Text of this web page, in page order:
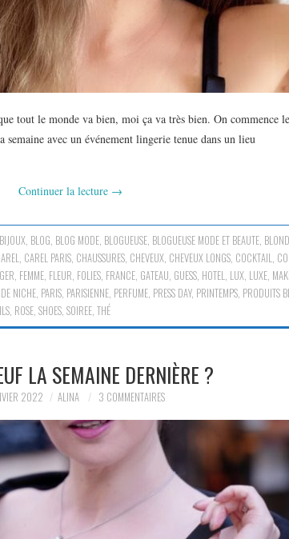
tout le monde va bien, moi ça va très bien. On commence
semaine avec un événement lingerie tenue dans un lieu
Continuer la lecture →
BIJOUX BLOG BLOG MODE BLOGUEUSE BLOGUEUSE MODE ET BEAUTE
CAREL PARIS CHAUSSURES CHEVEUX CHEVEUX LONGS COCKTAIL
FEMME FLEUR FOLIES FRANCE GATEAU GUESS HOTEL LUX LUXE
NICHE PARIS PARISIENNE PERFUME PRESS DAY, PRINTEMPS PRODUITS
ROSE SHOES SOIREE THÉ
LA SEMAINE DERNIÈRE ?
2022 ALINA 3 COMMENTAIRES